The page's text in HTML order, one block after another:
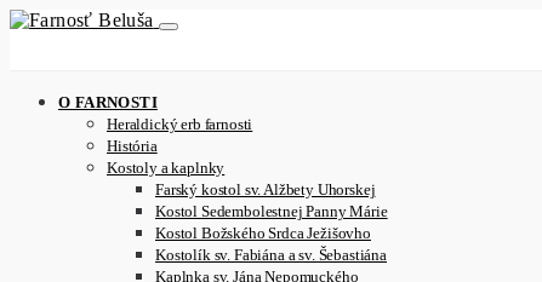
O FARNOSTI
Heraldický erb farnosti
História
Kostoly a kaplnky
Farský kostol sv. Alžbety Uhorskej
Kostol Sedembolestnej Panny Márie
Kostol Božského Srdca Ježišovho
Kostolík sv. Fabiána a sv. Šebastiána
Kaplnka sv. Jána Nepomuckého